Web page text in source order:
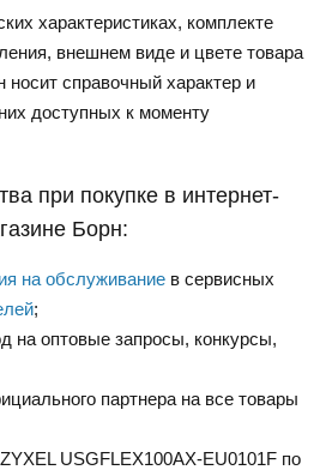
характеристиках, комплекте
внешнем виде и цвете товара
носит справочный характер и
доступных к моменту
при покупке в интернет-
Борн:
на обслуживание в сервисных
;
на оптовые запросы, конкурсы,
партнера на все товары
USGFLEX100AX-EU0101F по